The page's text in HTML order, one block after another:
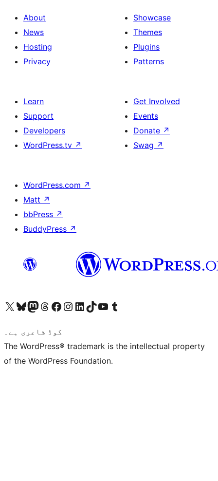
About
News
Hosting
Privacy
Showcase
Themes
Plugins
Patterns
Learn
Support
Developers
WordPress.tv ↗
Get Involved
Events
Donate ↗
Swag ↗
WordPress.com ↗
Matt ↗
bbPress ↗
BuddyPress ↗
Visit our X (formerly Twitter) account
ہمارے بلیواسکائی اکاؤنٹ پر جائیں
Visit our Mastodon account
ہمارے ٹھریڈز اکاؤنٹ پر جائیں
Visit our Facebook page
Visit our Instagram account
Visit our LinkedIn account
ہمارے ٹک ٹاک اکاؤنٹ پر جائیں
Visit our YouTube channel
ہمارے ٹمبلر اکاؤنٹ پر جائیں
کوڈ شاعری ہے۔
The WordPress® trademark is the intellectual property
of the WordPress Foundation.